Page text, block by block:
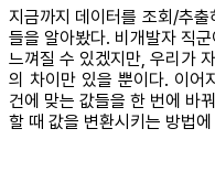
지금까지 데이터를 조회/추
들을 알아봤다. 비개발자 직
느껴질 수 있겠지만, 우리가
의 차이만 있을 뿐이다. 이어
건에 맞는 값들을 한 번에 바
할 때 값을 변환시키는 방법